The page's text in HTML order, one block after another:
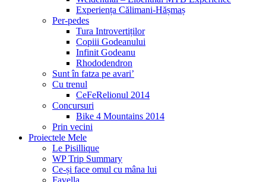
Experiența Călimani-Hășmaș
Per-pedes
Tura Introvertiților
Copiii Godeanului
Infinit Godeanu
Rhododendron
Sunt în fatza pe avari’
Cu trenul
CeFeRelionul 2014
Concursuri
Bike 4 Mountains 2014
Prin vecini
Proiectele Mele
Le Pisillique
WP Trip Summary
Ce-și face omul cu mâna lui
Favella